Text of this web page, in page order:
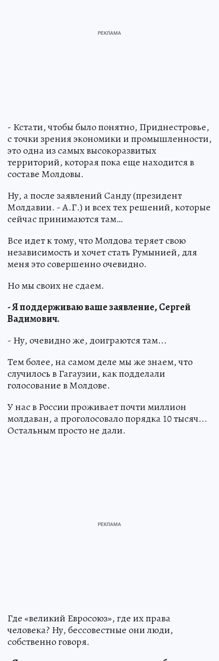
- Кстати, чтобы было понятно, Приднестровье,
с точки зрения экономики и промышленности,
это одна из самых высокоразвитых
территорий, которая пока еще находится в
составе Молдовы.
Ну, а после заявлений Санду (президент
Молдавии. - А.Г.) и всех тех решений, которые
сейчас принимаются там…
Все идет к тому, что Молдова теряет свою
независимость и хочет стать Румынией, для
меня это совершенно очевидно.
Но мы своих не сдаем.
- Я поддерживаю ваше заявление, Сергей
Вадимович.
- Ну, очевидно же, доиграются там...
Тем более, на самом деле мы же знаем, что
случилось в Гагаузии, как подделали
голосование в Молдове.
У нас в России проживает почти миллион
молдаван, а проголосовало порядка 10 тысяч...
Остальным просто не дали.
Где «великий Евросоюз», где их права
человека? Ну, бессовестные они люди,
собственно говоря.